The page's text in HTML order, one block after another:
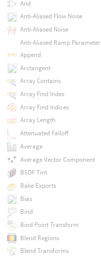
And
Anti-Aliased Flow Noise
Anti-Aliased Noise
Anti-Aliased Ramp Parameter
Append
Arctangent
Array Contains
Array Find Index
Array Find Indices
Array Length
Attenuated Falloff
Average
Average Vector Component
BSDF Tint
Bake Exports
Bias
Bind
Bind Point Transform
Blend Regions
Blend Transforms